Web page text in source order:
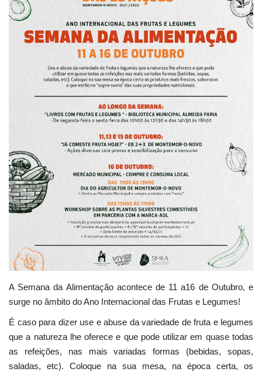
Sobre Nós
Educação
Estatuto Editorial
Saúde
Ficha técnica
Cultura
Lazer
Ambiente
A Semana da Alimentação acontece de 11 a16 de Outubro, e
surge no âmbito do Ano Internacional das Frutas e Legumes!
É caso para dizer use e abuse da variedade de fruta e legumes
que a natureza lhe oferece e que pode utilizar em quase todas
as refeições, nas mais variadas formas (bebidas, sopas,
saladas, etc). Coloque na sua mesa, na época certa, os